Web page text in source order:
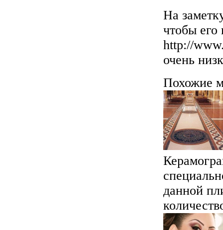
На
чтобы его
http://
очень
Похожие
данной